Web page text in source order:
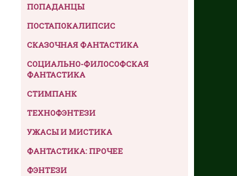
ПОПАДАНЦЫ
ПОСТАПОКАЛИПСИС
СКАЗОЧНАЯ ФАНТАСТИКА
СОЦИАЛЬНО-ФИЛОСОФСКАЯ
ФАНТАСТИКА
СТИМПАНК
ТЕХНОФЭНТЕЗИ
УЖАСЫ И МИСТИКА
ФАНТАСТИКА: ПРОЧЕЕ
ФЭНТЕЗИ